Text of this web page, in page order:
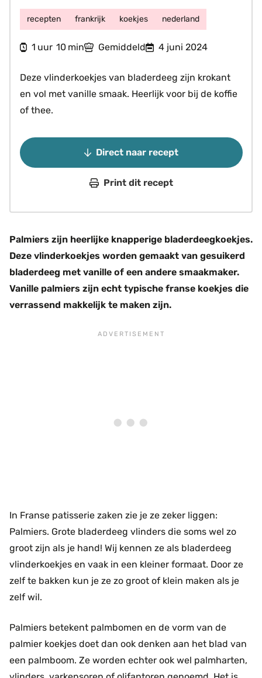
recepten frankrijk koekjes nederland
1uur
uur 10minuten
min Gemiddeld 4 juni 2024
Deze vlinderkoekjes van bladerdeeg zijn krokant
en vol met vanille smaak. Heerlijk voor bij de koffie
of thee.
Direct naar recept
Print dit recept
Palmiers zijn heerlijke knapperige bladerdeegkoekjes.
Deze vlinderkoekjes worden gemaakt van gesuikerd
bladerdeeg met vanille of een andere smaakmaker.
Vanille palmiers zijn echt typische franse koekjes die
verrassend makkelijk te maken zijn.
In Franse patisserie zaken zie je ze zeker liggen:
Palmiers. Grote bladerdeeg vlinders die soms wel zo
groot zijn als je hand! Wij kennen ze als bladerdeeg
vlinderkoekjes en vaak in een kleiner formaat. Door ze
zelf te bakken kun je ze zo groot of klein maken als je
zelf wil.
Palmiers betekent palmbomen en de vorm van de
palmier koekjes doet dan ook denken aan het blad van
een palmboom. Ze worden echter ook wel palmharten,